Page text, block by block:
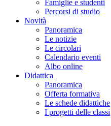
Famiglie e studenti
Percorsi di studio
Novità
Panoramica
Le notizie
Le circolari
Calendario eventi
Albo online
Didattica
Panoramica
Offerta formativa
Le schede didattiche
I progetti delle classi